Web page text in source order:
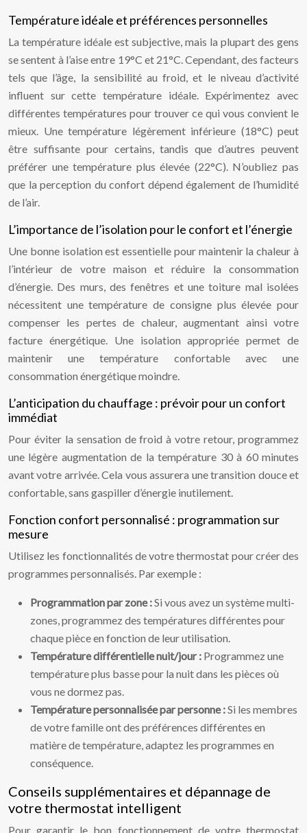
Température idéale et préférences personnelles
La température idéale est subjective, mais la plupart des gens
se sentent à l’aise entre 19°C et 21°C. Cependant, des facteurs
tels que l’âge, la sensibilité au froid, et le niveau d’activité
influent sur cette température idéale. Expérimentez avec
différentes températures pour trouver ce qui vous convient le
mieux. Une température légèrement inférieure (18°C) peut
être suffisante pour certains, tandis que d’autres peuvent
préférer une température plus élevée (22°C). N’oubliez pas
que la perception du confort dépend également de l’humidité
de l’air.
L’importance de l’isolation pour le confort et l’énergie
Une bonne isolation est essentielle pour maintenir la chaleur à
l’intérieur de votre maison et réduire la consommation
d’énergie. Des murs, des fenêtres et une toiture mal isolées
nécessitent une température de consigne plus élevée pour
compenser les pertes de chaleur, augmentant ainsi votre
facture énergétique. Une isolation appropriée permet de
maintenir une température confortable avec une
consommation énergétique moindre.
L’anticipation du chauffage : prévoir pour un confort
immédiat
Pour éviter la sensation de froid à votre retour, programmez
une légère augmentation de la température 30 à 60 minutes
avant votre arrivée. Cela vous assurera une transition douce et
confortable, sans gaspiller d’énergie inutilement.
Fonction confort personnalisé : programmation sur
mesure
Utilisez les fonctionnalités de votre thermostat pour créer des
programmes personnalisés. Par exemple :
Programmation par zone :Si vous avez un système multi-
zones, programmez des températures différentes pour
chaque pièce en fonction de leur utilisation.
Température différentielle nuit/jour : Programmez une
température plus basse pour la nuit dans les pièces où
vous ne dormez pas.
Température personnalisée par personne :Si les membres
de votre famille ont des préférences différentes en
matière de température, adaptez les programmes en
conséquence.
Conseils supplémentaires et dépannage de
votre thermostat intelligent
Pour garantir le bon fonctionnement de votre thermostat